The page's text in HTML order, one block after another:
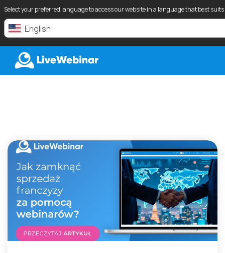
Select your preferred language to access our website in a language that best
English